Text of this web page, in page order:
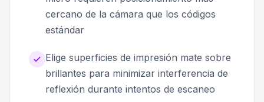
cercano de la cámara que los códigos
estándar
Elige superficies de impresión mate sobre
brillantes para minimizar interferencia de
reflexión durante intentos de escaneo